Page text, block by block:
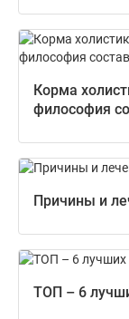
Корма
философия
Причины и
ТОП – 6